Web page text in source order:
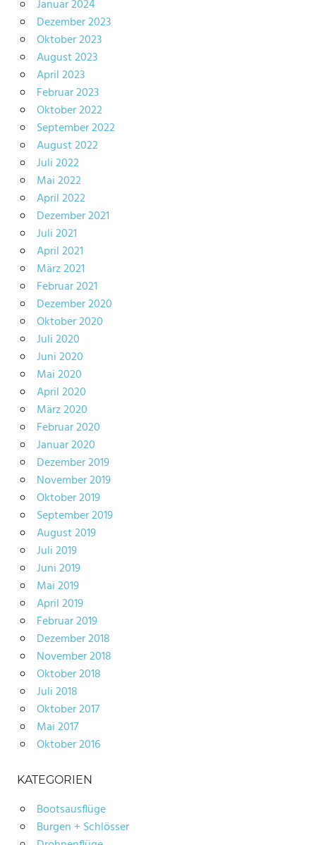
Januar 2024
Dezember 2023
Oktober 2023
August 2023
April 2023
Februar 2023
Oktober 2022
September 2022
August 2022
Juli 2022
Mai 2022
April 2022
Dezember 2021
Juli 2021
April 2021
März 2021
Februar 2021
Dezember 2020
Oktober 2020
Juli 2020
Juni 2020
Mai 2020
April 2020
März 2020
Februar 2020
Januar 2020
Dezember 2019
November 2019
Oktober 2019
September 2019
August 2019
Juli 2019
Juni 2019
Mai 2019
April 2019
Februar 2019
Dezember 2018
November 2018
Oktober 2018
Juli 2018
Oktober 2017
Mai 2017
Oktober 2016
KATEGORIEN
Bootsausflüge
Burgen + Schlösser